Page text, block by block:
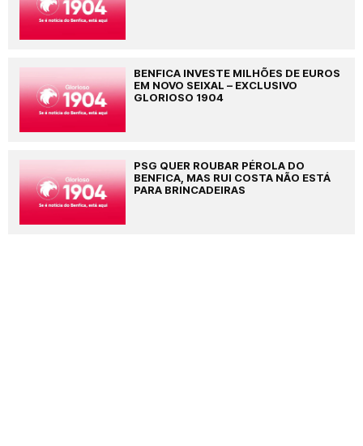
BENFICA INVESTE MILHÕES DE EUROS
EM NOVO SEIXAL – EXCLUSIVO
GLORIOSO 1904
PSG QUER ROUBAR PÉROLA DO
BENFICA, MAS RUI COSTA NÃO ESTÁ
PARA BRINCADEIRAS